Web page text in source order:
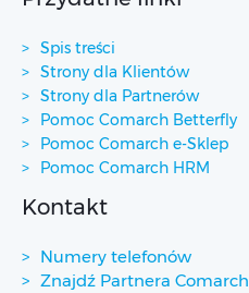
Spis treści
Strony dla Klientów
Strony dla Partnerów
Pomoc Comarch Betterfly
Pomoc Comarch e-Sklep
Pomoc Comarch HRM
Kontakt
Numery telefonów
Znajdź Partnera Comarch